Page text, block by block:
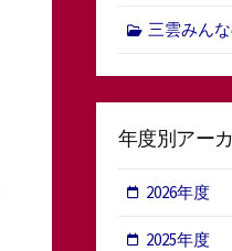
三雲みん
年度別アー
2026年度
2025年度